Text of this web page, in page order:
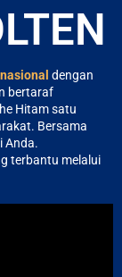
dengan
bertaraf
Hitam satu
Bersama
Anda.
terbantu melalui